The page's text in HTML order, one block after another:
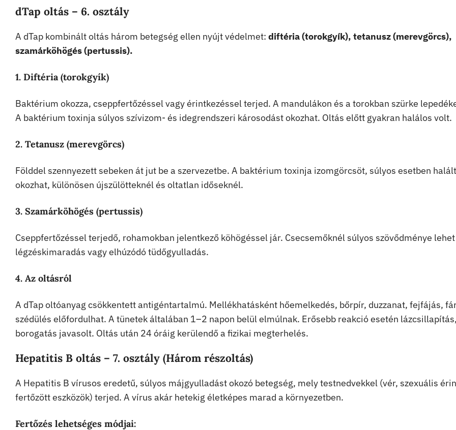
dTap oltás – 6. osztály
A dTap kombinált oltás három betegség ellen nyújt védelmet: diftéria (torokgyík), tetanusz (merevgörcs),
szamárköhögés (pertussis).
1. Diftéria (torokgyík)
Baktérium okozza, cseppfertőzéssel vagy érintkezéssel terjed. A mandulákon és a torokban szürke
A baktérium toxinja súlyos szívizom- és idegrendszeri károsodást okozhat. Oltás előtt gyakran halálos volt.
2. Tetanusz (merevgörcs)
Földdel szennyezett sebeken át jut be a szervezetbe. A baktérium toxinja izomgörcsöt, súlyos esetben halált
okozhat, különösen újszülötteknél és oltatlan időseknél.
3. Szamárköhögés (pertussis)
Cseppfertőzéssel terjedő, rohamokban jelentkező köhögéssel jár. Csecsemőknél súlyos szövődménye lehet
légzéskimaradás vagy elhúzódó tüdőgyulladás.
4. Az oltásról
A dTap oltóanyag csökkentett antigéntartalmú. Mellékhatásként hőemelkedés, bőrpír, duzzanat, fejfájás,
szédülés előfordulhat. A tünetek általában 1–2 napon belül elmúlnak. Erősebb reakció esetén lázcsillapítás,
borogatás javasolt. Oltás után 24 óráig kerülendő a fizikai megterhelés.
Hepatitis B oltás – 7. osztály (Három részoltás)
A Hepatitis B vírusos eredetű, súlyos májgyulladást okozó betegség, mely testnedvekkel (vér, szexuális
fertőzött eszközök) terjed. A vírus akár hetekig életképes marad a környezetben.
Fertőzés lehetséges módjai: